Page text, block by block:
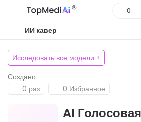
ИИ кавер
0
Исследовать все модели >
Создано
0 раз
0 Избранное
AI